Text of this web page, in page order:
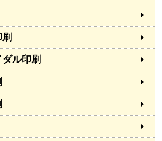
ル印刷